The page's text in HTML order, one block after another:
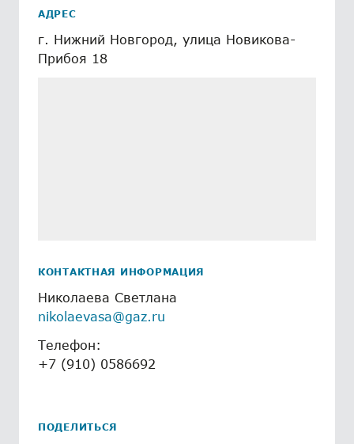
АДРЕС
г. Нижний Новгород, улица Новикова-
Прибоя 18
КОНТАКТНАЯ ИНФОРМАЦИЯ
Николаева Светлана
nikolaevasa@gaz.ru
Телефон:
+7 (910) 0586692
ПОДЕЛИТЬСЯ